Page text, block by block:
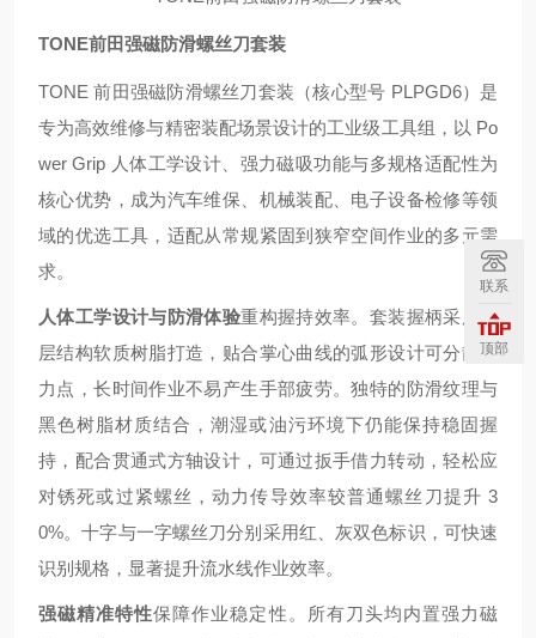
TONE前田强磁防滑螺丝刀套装
TONE 前田强磁防滑螺丝刀套装（核心型号 PLPGD6）是
专为高效维修与精密装配场景设计的工业级工具组，以 Po
wer Grip 人体工学设计、强力磁吸功能与多规格适配性为
核心优势，成为汽车维保、机械装配、电子设备检修等领
域的优选工具，适配从常规紧固到狭窄空间作业的多元需
求。
人体工学设计与防滑体验重构握持效率。套装握柄采用双
层结构软质树脂打造，贴合掌心曲线的弧形设计可分散用
力点，长时间作业不易产生手部疲劳。独特的防滑纹理与
黑色树脂材质结合，潮湿或油污环境下仍能保持稳固握
持，配合贯通式方轴设计，可通过扳手借力转动，轻松应
对锈死或过紧螺丝，动力传导效率较普通螺丝刀提升 3
0%。十字与一字螺丝刀分别采用红、灰双色标识，可快速
识别规格，显著提升流水线作业效率。
强磁精准特性保障作业稳定性。所有刀头均内置强力磁
联系
顶部